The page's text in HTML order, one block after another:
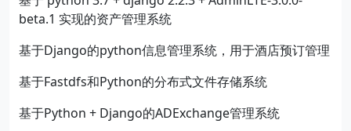
beta.1 实现的资产管理系统
基于Django的python信息管理系统，用于酒店预订管理
基于Fastdfs和Python的分布式文件存储系统
基于Python + Django的ADExchange管理系统